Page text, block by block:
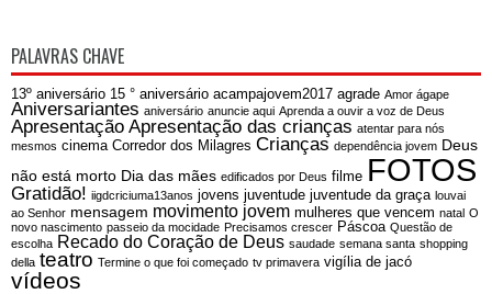
PALAVRAS CHAVE
13º aniversário 15 ° aniversário acampajovem2017 agrade Amor ágape
Aniversariantes aniversário anuncie aqui Aprenda a ouvir a voz de Deus
Apresentação Apresentação das crianças atentar para nós
mesmos cinema Corredor dos Milagres Crianças dependência jovem Deus
não está morto Dia das mães edificados por Deus filme FOTOS
Gratidão! iigdcriciuma13anos jovens juventude juventude da graça louvai
ao Senhor mensagem movimento jovem mulheres que vencem natal O
novo nascimento passeio da mocidade Precisamos crescer Páscoa Questão de
escolha Recado do Coração de Deus saudade semana santa shopping
della teatro Termine o que foi começado tv primavera vigília de jacó
vídeos